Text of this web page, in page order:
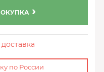
по России